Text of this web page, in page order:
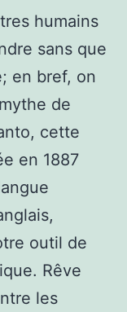
humains
sans que
en bref, on
de
cette
en 1887
outil de
Rêve
les